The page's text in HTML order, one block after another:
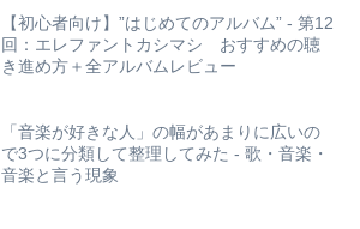
【初心者向け】”はじめてのアルバム” - 第12
回：エレファントカシマシ おすすめの聴
き進め方＋全アルバムレビュー
「音楽が好きな人」の幅があまりに広いの
で3つに分類して整理してみた - 歌・音楽・
音楽と言う現象